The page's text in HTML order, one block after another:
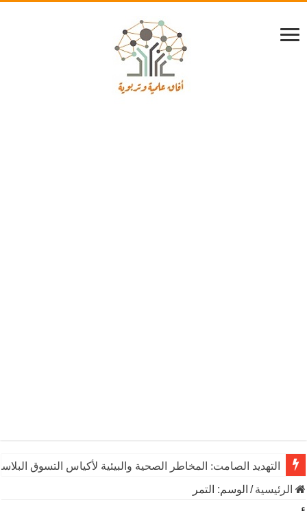
التهديد الصامت: المخاطر الصحية والبيئية لأكياس التسوق
يوم الشاي العالمي: رشفـة من التاريخ تنبض بالحياة والاقتصاد
الرئيسية/ الوسم: التمر